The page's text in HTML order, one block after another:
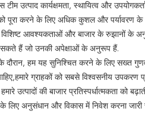
टीम उत्पाद कार्यक्षमता, स्थायित्व और
पूरा करने के लिए अधिक कुशल और पर्यावरण
आवश्यकताओं और बाजार के रुझानों के
हैं जो उनकी अपेक्षाओं के अनुरूप हैं.
दौरान, हम यह सुनिश्चित करने के लिए सख्त
ग्राहकों को सबसे विश्वसनीय उपकरण
उत्पादों की बाजार प्रतिस्पर्धात्मकता को
लिए अनुसंधान और विकास में निवेश करना जारी